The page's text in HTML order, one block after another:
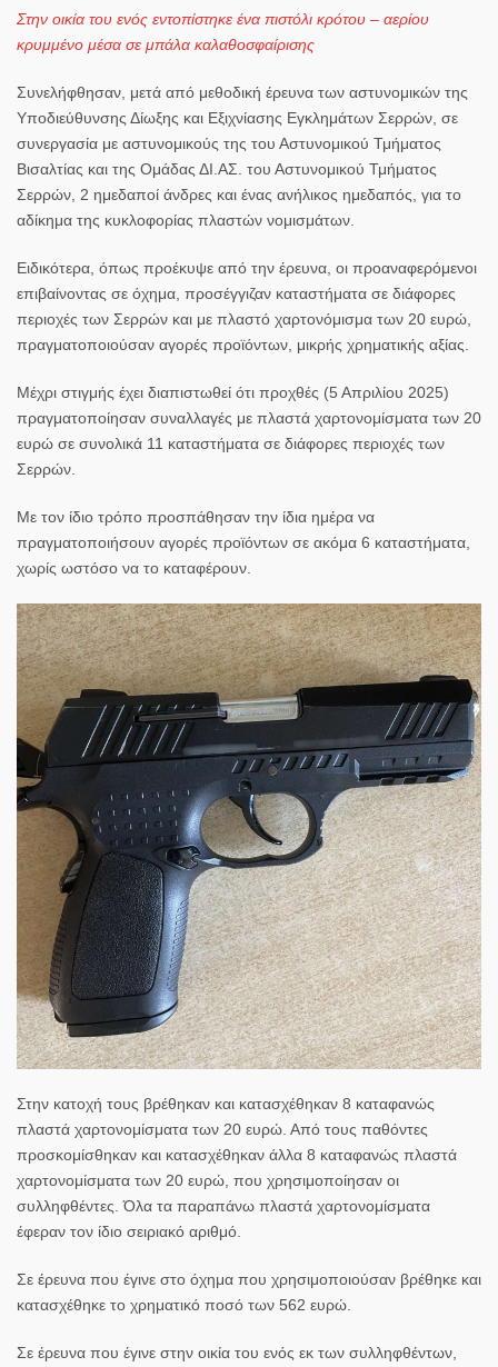
Στην οικία του ενός εντοπίστηκε ένα πιστόλι κρότου – αερίου
κρυμμένο μέσα σε μπάλα καλαθοσφαίρισης
Συνελήφθησαν, μετά από μεθοδική έρευνα των αστυνομικών της
Υποδιεύθυνσης Δίωξης και Εξιχνίασης Εγκλημάτων Σερρών, σε
συνεργασία με αστυνομικούς της του Αστυνομικού Τμήματος
Βισαλτίας και της Ομάδας ΔΙ.ΑΣ. του Αστυνομικού Τμήματος
Σερρών, 2 ημεδαποί άνδρες και ένας ανήλικος ημεδαπός, για το
αδίκημα της κυκλοφορίας πλαστών νομισμάτων.
Ειδικότερα, όπως προέκυψε από την έρευνα, οι προαναφερόμενοι
επιβαίνοντας σε όχημα, προσέγγιζαν καταστήματα σε διάφορες
περιοχές των Σερρών και με πλαστό χαρτονόμισμα των 20 ευρώ,
πραγματοποιούσαν αγορές προϊόντων, μικρής χρηματικής αξίας.
Μέχρι στιγμής έχει διαπιστωθεί ότι προχθές (5 Απριλίου 2025)
πραγματοποίησαν συναλλαγές με πλαστά χαρτονομίσματα των 20
ευρώ σε συνολικά 11 καταστήματα σε διάφορες περιοχές των
Σερρών.
Με τον ίδιο τρόπο προσπάθησαν την ίδια ημέρα να
πραγματοποιήσουν αγορές προϊόντων σε ακόμα 6 καταστήματα,
χωρίς ωστόσο να το καταφέρουν.
Στην κατοχή τους βρέθηκαν και κατασχέθηκαν 8 καταφανώς
πλαστά χαρτονομίσματα των 20 ευρώ. Από τους παθόντες
προσκομίσθηκαν και κατασχέθηκαν άλλα 8 καταφανώς πλαστά
χαρτονομίσματα των 20 ευρώ, που χρησιμοποίησαν οι
συλληφθέντες. Όλα τα παραπάνω πλαστά χαρτονομίσματα
έφεραν τον ίδιο σειριακό αριθμό.
Σε έρευνα που έγινε στο όχημα που χρησιμοποιούσαν βρέθηκε και
κατασχέθηκε το χρηματικό ποσό των 562 ευρώ.
Σε έρευνα που έγινε στην οικία του ενός εκ των συλληφθέντων,